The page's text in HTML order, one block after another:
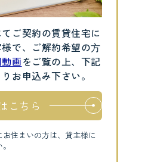
ご契約の賃貸住宅に
で、ご解約希望の⽅
画をご覧の上、下記
お申込み下さい。
こちら
住まいの方は、貸主様に